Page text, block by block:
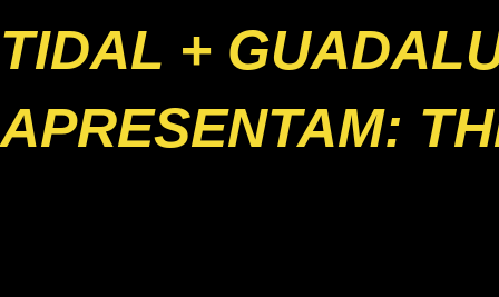
TIDAL +
APRESENTAM: